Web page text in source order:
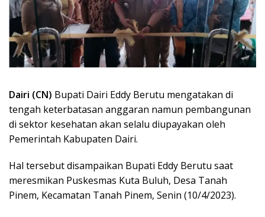
Dairi (CN) Bupati Dairi Eddy Berutu mengatakan di
tengah keterbatasan anggaran namun pembangunan
di sektor kesehatan akan selalu diupayakan oleh
Pemerintah Kabupaten Dairi.
Hal tersebut disampaikan Bupati Eddy Berutu saat
meresmikan Puskesmas Kuta Buluh, Desa Tanah
Pinem, Kecamatan Tanah Pinem, Senin (10/4/2023).